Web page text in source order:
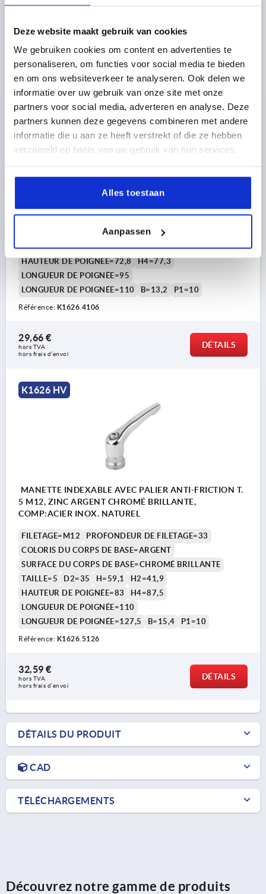
Deze website maakt gebruik van cookies
We gebruiken cookies om content en advertenties te
personaliseren, om functies voor social media te bieden
en om ons websiteverkeer te analyseren. Ook delen we
informatie over uw gebruik van onze site met onze
partners voor social media, adverteren en analyse. Deze
partners kunnen deze gegevens combineren met andere
informatie die u aan ze heeft verstrekt of die ze hebben
verzameld op basis van uw gebruik van hun services.
Alles toestaan
Aanpassen
27,20 €
K1626 HV
COLORIS DU CORPS DE BASE=ARGENT
SURFACE DU CORPS DE BASE=CHROMÉ BRILLANTE
TAILLE=4
D2=30 H=53,1
H2=37,2
HAUTEUR DE POIGNÉE=72,8
H4=77,3
LONGUEUR DE POIGNÉE=95
LONGUEUR DE POIGNÉE=110
B=13,2 P1=10
Référence: K1626.4106
29,66 €
hors TVA
hors frais d’envoi
DÉTAILS
K1626 HV
MANETTE INDEXABLE AVEC PALIER ANTI-FRICTION T.
5 M12, ZINC ARGENT CHROMÉ BRILLANTE,
COMP:ACIER INOX. NATUREL
FILETAGE=M12
PROFONDEUR DE FILETAGE=33
COLORIS DU CORPS DE BASE=ARGENT
SURFACE DU CORPS DE BASE=CHROMÉ BRILLANTE
TAILLE=5
D2=35 H=59,1
H2=41,9
HAUTEUR DE POIGNÉE=83
H4=87,5
LONGUEUR DE POIGNÉE=110
LONGUEUR DE POIGNÉE=127,5
B=15,4 P1=10
Référence: K1626.5126
32,59 €
hors TVA
hors frais d’envoi
DÉTAILS
DÉTAILS DU PRODUIT
CAD
TÉLÉCHARGEMENTS
Découvrez notre gamme de produits